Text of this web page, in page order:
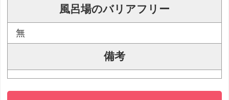
風呂場のバリアフリー
無
備考